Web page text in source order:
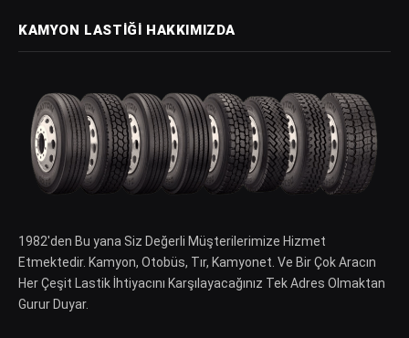
KAMYON LASTIĞI HAKKIMIZDA
1982′den Bu yana Siz Değerli Müşterilerimize Hizmet
Etmektedir. Kamyon, Otobüs, Tır, Kamyonet. Ve Bir Çok Aracın
Her Çeşit Lastik İhtiyacını Karşılayacağınız Tek Adres Olmaktan
Gurur Duyar.